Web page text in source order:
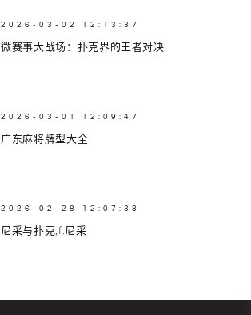
2026-03-02 12:13:37
微赛事大战场：扑克界的王者对决
2026-03-01 12:09:47
广东麻将牌型大全
2026-02-28 12:07:38
尼采与扑克;f.尼采